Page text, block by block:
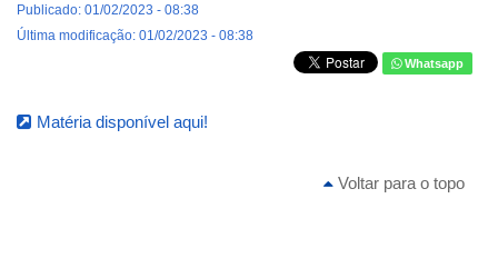
Publicado: 01/02/2023 - 08:38
Última modificação: 01/02/2023 - 08:38
Whatsapp
Matéria disponível aqui!
Voltar para o topo